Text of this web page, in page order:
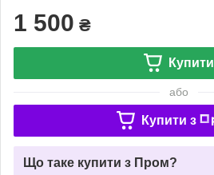
1 500 ₴
Купити
або
Купити з
Що таке купити з Пром?